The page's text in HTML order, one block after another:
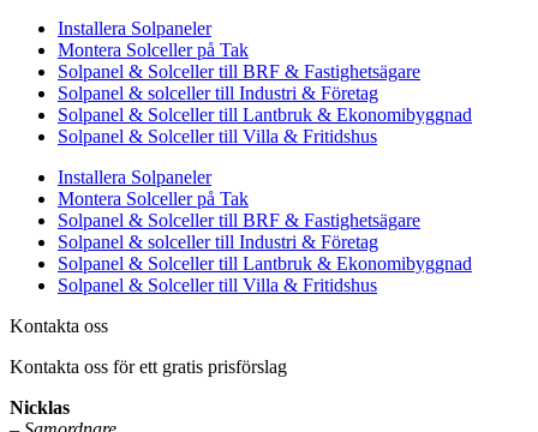
Installera Solpaneler
Montera Solceller på Tak
Solpanel & Solceller till BRF & Fastighetsägare
Solpanel & solceller till Industri & Företag
Solpanel & Solceller till Lantbruk & Ekonomibyggnad
Solpanel & Solceller till Villa & Fritidshus
Installera Solpaneler
Montera Solceller på Tak
Solpanel & Solceller till BRF & Fastighetsägare
Solpanel & solceller till Industri & Företag
Solpanel & Solceller till Lantbruk & Ekonomibyggnad
Solpanel & Solceller till Villa & Fritidshus
Kontakta oss
Kontakta oss för ett gratis prisförslag
Nicklas